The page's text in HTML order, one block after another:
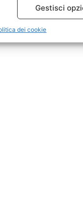
Gestisci
dei cookie